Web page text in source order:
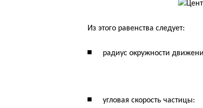
Из этого равенства следует:
радиус окружности
угловая скорость частицы: